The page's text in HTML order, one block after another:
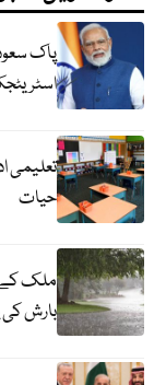
پاک
حیات
ملک کے
بارش